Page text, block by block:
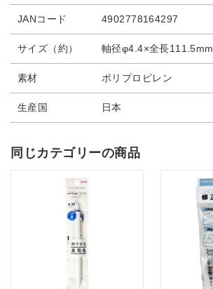
JANコード 4902778164297
サイズ（約） 軸径φ4.4×全長111.5mm
素材 ポリプロピレン
生産国 日本
同じカテゴリーの商品